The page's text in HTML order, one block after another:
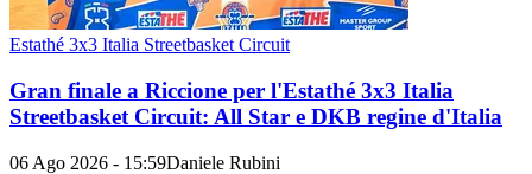
Estathé 3x3 Italia Streetbasket Circuit
Gran finale a Riccione per l'Estathé 3x3 Italia
Streetbasket Circuit: All Star e DKB regine d'Italia
06 Ago 2026 - 15:59Daniele Rubini